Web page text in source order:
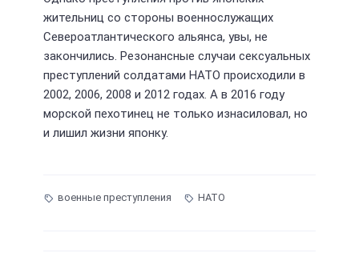
жительниц со стороны военнослужащих
Североатлантического альянса, увы, не
закончились. Резонансные случаи сексуальных
преступлений солдатами НАТО происходили в
2002, 2006, 2008 и 2012 годах. А в 2016 году
морской пехотинец не только изнасиловал, но
и лишил жизни японку.
военные преступления НАТО